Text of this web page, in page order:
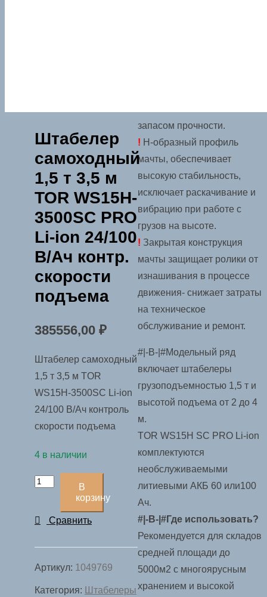
Штабелер
самоходный
1,5 т 3,5 м
TOR WS15H-
3500SC PRO
Li-ion 24/100
В/Ач контр.
скорости
подъема
385556,00 ₽
Штабелер самоходный
1,5 т 3,5 м TOR
WS15H-3500SC Li-ion
24/100 В/Ач контроль
скорости подъема
4 в наличии
Количество
Штабелер
1,5
т
В
корзину
Сравнить
Артикул: 1049769
Категория:
Штабелеры
запасом прочности.
! Н-образный профиль
мачты, обеспечивает
высокую стабильность,
исключает раскачивание и
вибрацию при работе с
грузов на высоте.
! Закрытая конструкция
мачты защищает ролики от
изнашивания в процессе
движения- снижает затраты
на техническое
обслуживание и ремонт.
#|-B-|#Модельный ряд
включает штабелеры
грузоподъемностью 1,5 т и
высотой подъема от 2 до 4
м.
TOR WS15H SC PRO Li-ion
комплектуются
необслуживаемыми
литиевыми АКБ 60 или100
Ач.
#|-B-|#Где использовать?
Рекомендуется для складов
средней площади до
5000м2 с многоярусным
хранением и высокой